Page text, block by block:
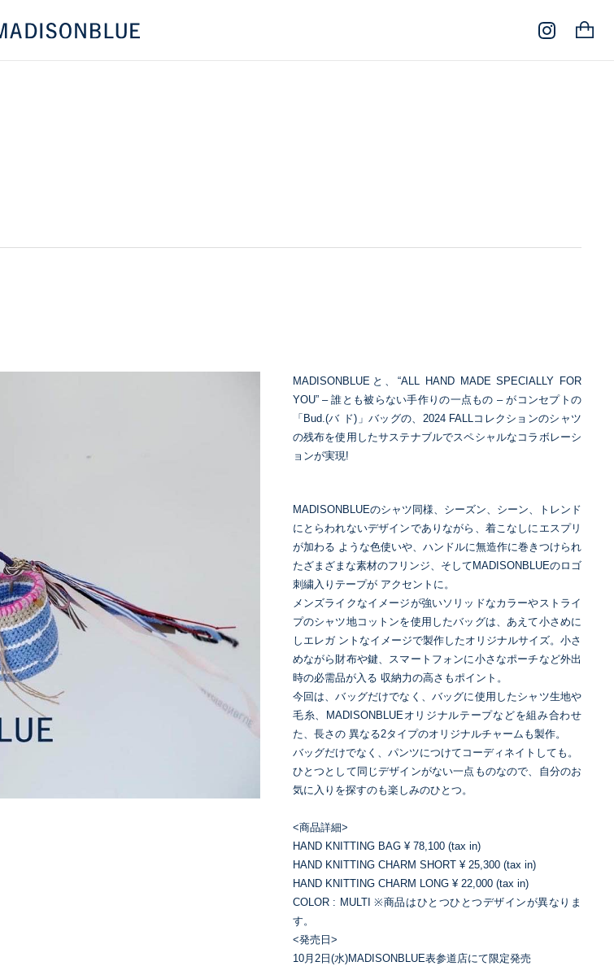
MADISONBLUEと、“ALL HAND MADE SPECIALLY FOR
YOU” – 誰とも被らない手作りの一点もの – がコンセプトの
「Bud.(バ ド)」バッグの、2024 FALLコレクションのシャツ
の残布を使用したサステナブルでスペシャルなコラボレーシ
ョンが実現!
MADISONBLUEのシャツ同様、シーズン、シーン、トレンド
にとらわれないデザインでありながら、着こなしにエスプリ
が加わる ような色使いや、ハンドルに無造作に巻きつけられ
たざまざまな素材のフリンジ、そしてMADISONBLUEのロゴ
刺繍入りテープが アクセントに。
メンズライクなイメージが強いソリッドなカラーやストライ
プのシャツ地コットンを使用したバッグは、あえて小さめに
しエレガ ントなイメージで製作したオリジナルサイズ。小さ
めながら財布や鍵、スマートフォンに小さなポーチなど外出
時の必需品が入る 収納力の高さもポイント。
今回は、バッグだけでなく、バッグに使用したシャツ生地や
毛糸、MADISONBLUEオリジナルテープなどを組み合わせ
た、長さの 異なる2タイプのオリジナルチャームも製作。
バッグだけでなく、パンツにつけてコーディネイトしても。
ひとつとして同じデザインがない一点ものなので、自分のお
気に入りを探すのも楽しみのひとつ。
<商品詳細>
HAND KNITTING BAG ¥ 78,100 (tax in)
HAND KNITTING CHARM SHORT ¥ 25,300 (tax in)
HAND KNITTING CHARM LONG ¥ 22,000 (tax in)
COLOR : MULTI ※商品はひとつひとつデザインが異なりま
す。
<発売日>
10月2日(水)MADISONBLUE表参道店にて限定発売